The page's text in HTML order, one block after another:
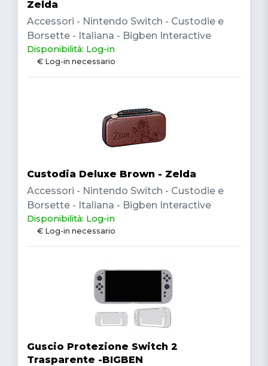
Zelda
Accessori - Nintendo Switch - Custodie e
Borsette - Italiana - Bigben Interactive
Disponibilità: Log-in
€ Log-in necessario
Custodia Deluxe Brown - Zelda
Accessori - Nintendo Switch - Custodie e
Borsette - Italiana - Bigben Interactive
Disponibilità: Log-in
€ Log-in necessario
Guscio Protezione Switch 2
Trasparente -BIGBEN